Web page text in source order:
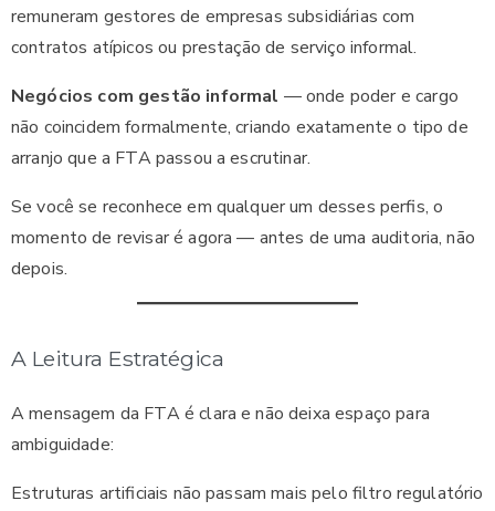
remuneram gestores de empresas subsidiárias com
contratos atípicos ou prestação de serviço informal.
Negócios com gestão informal — onde poder e cargo
não coincidem formalmente, criando exatamente o tipo de
arranjo que a FTA passou a escrutinar.
Se você se reconhece em qualquer um desses perfis, o
momento de revisar é agora — antes de uma auditoria, não
depois.
A Leitura Estratégica
A mensagem da FTA é clara e não deixa espaço para
ambiguidade:
Estruturas artificiais não passam mais pelo filtro regulatório